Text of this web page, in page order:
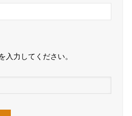
入力してください。